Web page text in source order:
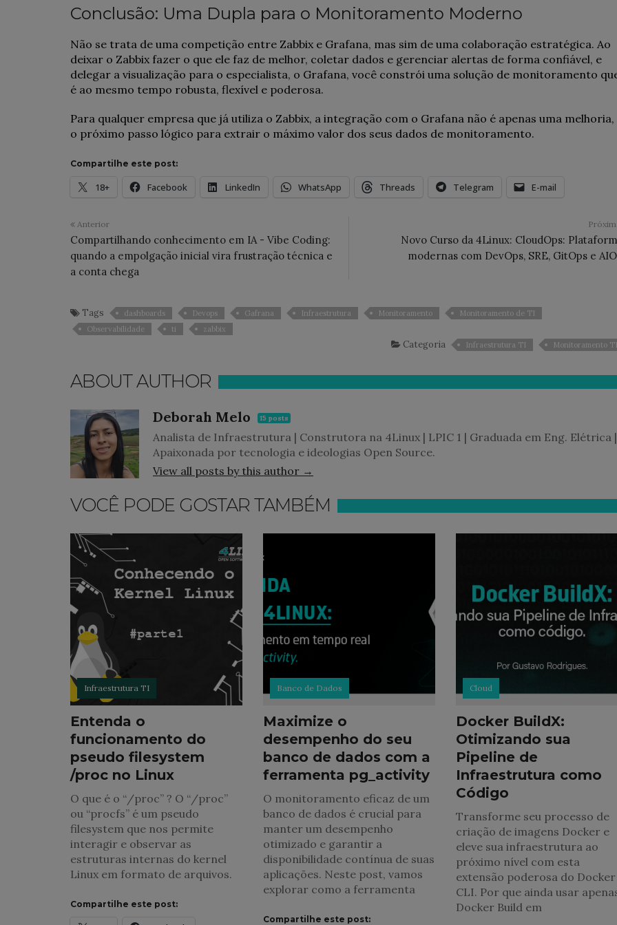
Conclusão: Uma Dupla para o Monitoramento Moderno
Não se trata de uma competição entre Zabbix e Grafana, mas sim de uma colaboração estratégica. Ao
deixar o Zabbix fazer o que ele faz de melhor, coletar dados e gerenciar alertas de forma confiável, e
delegar a visualização para o especialista, o Grafana, você constrói uma solução de monitoramento
é ao mesmo tempo robusta, flexível e poderosa.
Para qualquer empresa que já utiliza o Zabbix, a integração com o Grafana não é apenas uma melhoria,
o próximo passo lógico para extrair o máximo valor dos seus dados de monitoramento.
Compartilhe este post:
18+ Facebook LinkedIn WhatsApp Threads Telegram E-mail
Anterior
Compartilhando conhecimento em IA - Vibe Coding:
quando a empolgação inicial vira frustração técnica e
a conta chega
Novo Curso da 4Linux: CloudOps:
modernas com DevOps, SRE, GitOps e
Tags dashboards Devops Gafrana Infraestrutura Monitoramento
Monitoramento de TI
Observabilidade
ti zabbix
Categoria Infraestrutura TI Monitoramento
ABOUT AUTHOR
Deborah Melo 15 posts
Analista de Infraestrutura | Construtora na 4Linux | LPIC 1 | Graduada em Eng. Elétrica |
Apaixonada por tecnologia e ideologias Open Source.
View all posts by this author →
VOCÊ PODE GOSTAR TAMBÉM
Infraestrutura TI
Entenda o
funcionamento do
pseudo filesystem
/proc no Linux
O que é o “/proc” ? O “/proc”
ou “procfs” é um pseudo
filesystem que nos permite
interagir e observar as
estruturas internas do kernel
Linux em formato de arquivos.
Compartilhe este post:
Banco de Dados
Maximize o
desempenho do seu
banco de dados com a
ferramenta pg_activity
O monitoramento eficaz de um
banco de dados é crucial para
manter um desempenho
otimizado e garantir a
disponibilidade contínua de suas
aplicações. Neste post, vamos
explorar como a ferramenta
Compartilhe este post:
Cloud
Docker BuildX:
Otimizando sua
Pipeline de
Infraestrutura como
Código
Transforme seu processo de
criação de imagens Docker e
eleve sua infraestrutura ao
próximo nível com esta
extensão poderosa do Docker
CLI. Por que ainda usar
Docker Build em